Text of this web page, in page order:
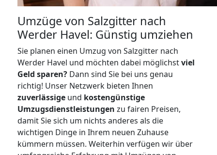
Umzüge von Salzgitter nach
Werder Havel: Günstig umziehen
Sie planen einen Umzug von Salzgitter nach
Werder Havel und möchten dabei möglichstviel
Geld sparen? Dann sind Sie bei uns genau
richtig! Unser Netzwerk bieten Ihnen
zuverlässige und kostengünstige
Umzugsdienstleistungen zu fairen Preisen,
damit Sie sich um nichts anderes als die
wichtigen Dinge in Ihrem neuen Zuhause
kümmern müssen. Weiterhin verfügen wir über